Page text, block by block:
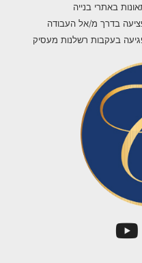
באתרי בנייה
בדרך מ/אל העבודה
בעקבות רשלנות מעסיק